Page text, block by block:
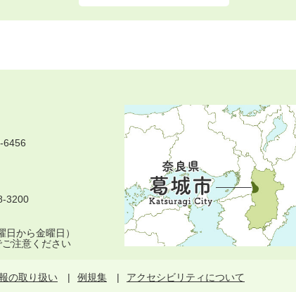
6456
3200
日から金曜日）
注意ください
の取り扱い 例規集 アクセシビリティについて